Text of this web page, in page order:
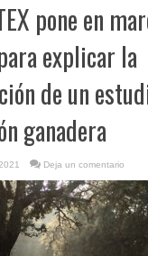
pone en
explicar la
de un
ganadera
Deja un comentario